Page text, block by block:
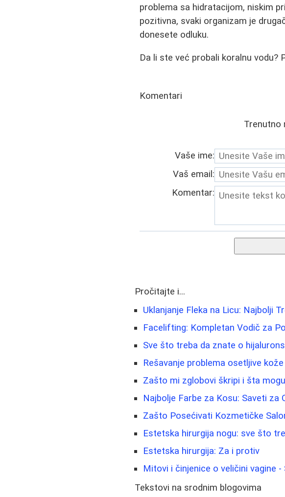
problema sa hidratacijom, niskim
pozitivna, svaki organizam je
donesete odluku.
Da li ste već probali koralnu vodu?
Komentari
Trenutno
Vaše ime:
Vaš email:
Komentar:
Pročitajte i...
Uklanjanje Fleka na Licu: Najbolji
Facelifting: Kompletan Vodič za
Sve što treba da znate o
Rešavanje problema osetljive
Zašto mi zglobovi škripi i šta
Najbolje Farbe za Kosu: Saveti za
Zašto Posećivati Kozmetičke
Estetska hirurgija nogu: sve što
Estetska hirurgija: Za i protiv
Mitovi i činjenice o veličini vagine -
Tekstovi na srodnim blogovima